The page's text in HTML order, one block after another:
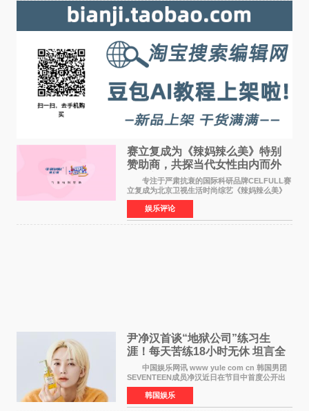
赛立复成为《辣妈辣么美》特别
赞助商，共探当代女性由内而外
活力美
专注于严肃抗衰的国际科研品牌CELFULL赛
立复成为北京卫视生活时尚综艺《辣妈辣么美》
的特别赞助商,明星辣妈袁咏仪倾情参与，向广大
都市女性传递健康生活新主张，寄语当代女性在
家庭与自我之间
娱乐评论
尹净汉首谈“地狱公司”练习生
涯！每天苦练18小时无休 坦言全
靠成员撑过来
中国娱乐网讯 www yule com cn 韩国男团
SEVENTEEN成员净汉近日在节目中首度公开出
道前的残酷练习生经历，并提及经纪公司Pledis
娱乐，引发广泛关注。 在8月2日播出的日本
TBS综艺节目《周
韩国娱乐